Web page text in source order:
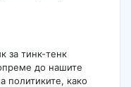
за тинк-тенк
до нашите
политиките, како